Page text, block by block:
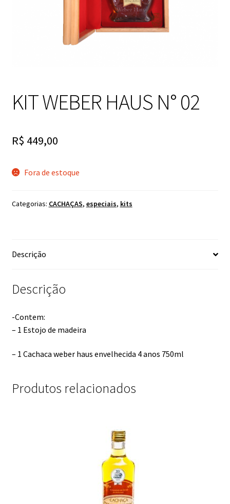
KIT WEBER HAUS N° 02
R$ 449,00
Fora de estoque
Categorias: CACHAÇAS, especiais, kits
Descrição
Descrição
-Contem:
– 1 Estojo de madeira
– 1 Cachaca weber haus envelhecida 4 anos 750ml
Produtos relacionados